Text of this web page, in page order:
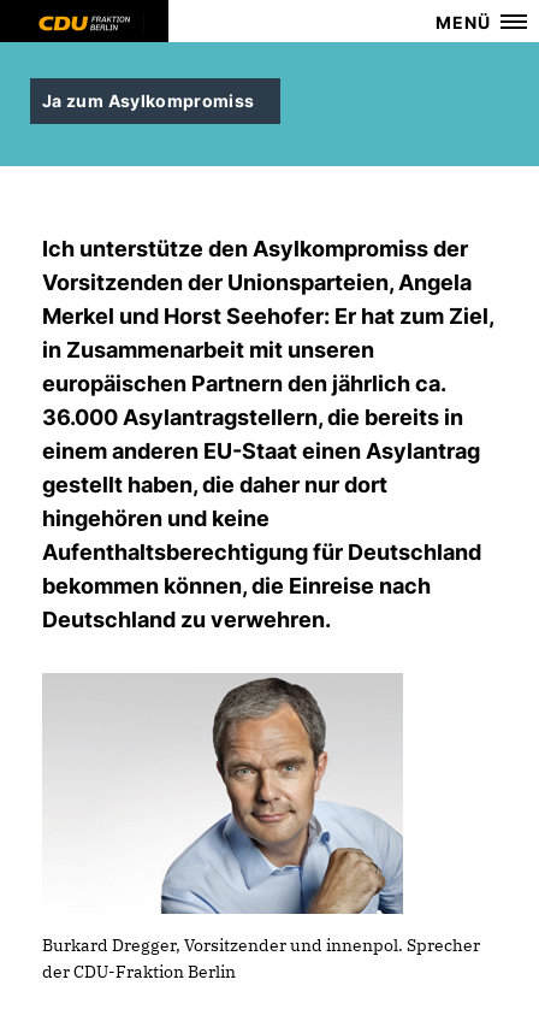
MENÜ
Ja zum Asylkompromiss
Ich unterstütze den Asylkompromiss der
Vorsitzenden der Unionsparteien, Angela
Merkel und Horst Seehofer: Er hat zum Ziel,
in Zusammenarbeit mit unseren
europäischen Partnern den jährlich ca.
36.000 Asylantragstellern, die bereits in
einem anderen EU-Staat einen Asylantrag
gestellt haben, die daher nur dort
hingehören und keine
Aufenthaltsberechtigung für Deutschland
bekommen können, die Einreise nach
Deutschland zu verwehren.
Burkard Dregger, Vorsitzender und innenpol. Sprecher
der CDU-Fraktion Berlin